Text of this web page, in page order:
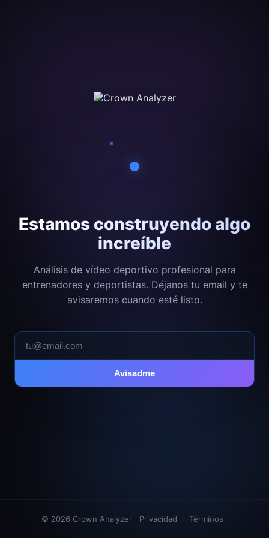
Estamos construyendo algo
increíble
Análisis de vídeo deportivo profesional para
entrenadores y deportistas. Déjanos tu email y te
avisaremos cuando esté listo.
Avisadme
© 2026 Crown Analyzer Privacidad Términos